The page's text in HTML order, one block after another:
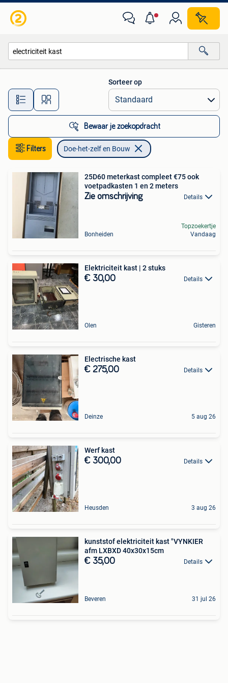
Alle afstanden…
Sorteer op
Bewaar je zoekopdracht
Filters Doe-het-zelf en Bouw
25D60 meterkast compleet €75 ook
voetpadkasten 1 en 2 meters
Zie omschrijving Details
Bonheiden
Topzoekertje
Vandaag
Elektriciteit kast | 2 stuks
€ 30,00 Details
Olen Gisteren
Electrische kast
€ 275,00 Details
Deinze 5 aug 26
Werf kast
€ 300,00 Details
Heusden 3 aug 26
kunststof elektriciteit kast "VYNKIER
afm LXBXD 40x30x15cm
€ 35,00 Details
Beveren 31 jul 26